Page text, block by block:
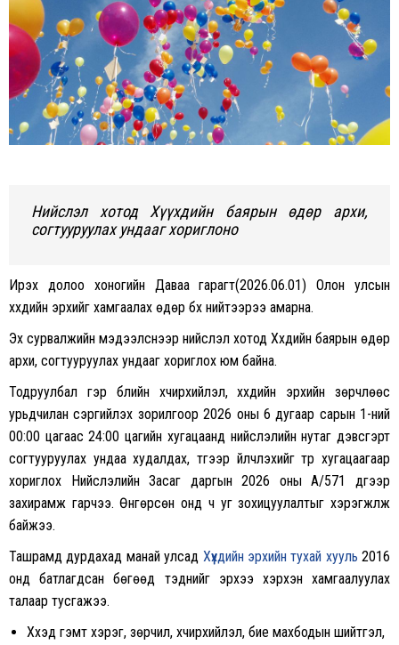
Нийслэл хотод Хүүхдийн баярын өдөр архи,
согтууруулах ундааг хориглоно
Ирэх долоо хоногийн Даваа гарагт(2026.06.01) Олон улсын
хүүхдийн эрхийг хамгаалах өдөр бүх нийтээрээ амарна.
Эх сурвалжийн мэдээлснээр нийслэл хотод Хүүхдийн баярын өдөр
архи, согтууруулах ундааг хориглох юм байна.
Тодруулбал гэр бүлийн хүчирхийлэл, хүүхдийн эрхийн зөрчлөөс
урьдчилан сэргийлэх зорилгоор 2026 оны 6 дугаар сарын 1-ний
00:00 цагаас 24:00 цагийн хугацаанд нийслэлийн нутаг дэвсгэрт
согтууруулах ундаа худалдах, түүгээр үйлчлэхийг түр хугацаагаар
хориглох Нийслэлийн Засаг даргын 2026 оны А/571 дүгээр
захирамж гарчээ. Өнгөрсөн онд ч уг зохицуулалтыг хэрэгжүүлж
байжээ.
Ташрамд дурдахад манай улсад Хүүхдийн эрхийн тухай хууль 2016
онд батлагдсан бөгөөд тэднийг эрхээ хэрхэн хамгаалуулах
талаар тусгажээ.
Хүүхэд гэмт хэрэг, зөрчил, хүчирхийлэл, бие махбодын шийтгэл,